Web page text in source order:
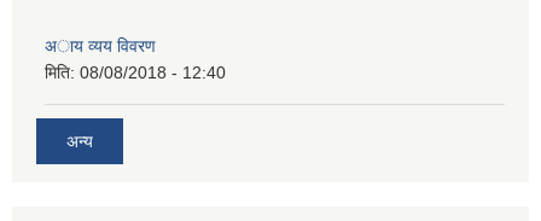
अाय व्यय विवरण
मिति: 08/08/2018 - 12:40
अन्य